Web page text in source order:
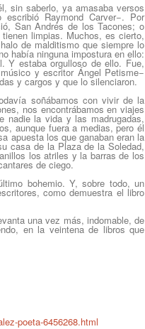
sin saberlo, ya amasaba versos
Raymond Carver−. Por
San Andrés de los Tacones; o
limpias. Muchos, es cierto,
de malditismo que siempre lo
había ninguna impostura en ello:
Y estaba orgulloso de ello. Fue,
y escritor Ángel Petisme−
y cargos y que lo silenciaron.
soñábamos con vivir de la
nos encontrábamos en viajes
nadie la vida y las madrugadas,
aunque fuera a medias, pero él
apuesta los que ganaban eran la
casa de la Plaza de la Soledad,
los atriles y la barras de los
de ciego.
bohemio. Y, sobre todo, un
como demuestra el libro
una vez más, indomable, de
en la veintena de libros que
poeta-6456268.html